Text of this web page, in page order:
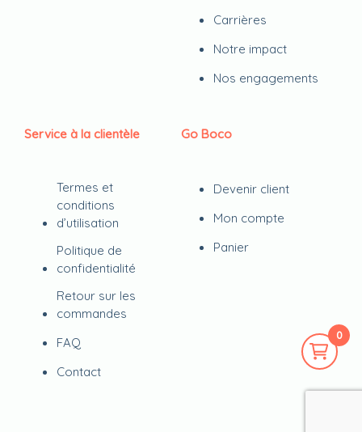
0
Carrières
Notre impact
Nos engagements
Service à la clientèle
Termes et
conditions
d’utilisation
Politique de
confidentialité
Retour sur les
commandes
FAQ
Contact
Go Boco
Devenir client
Mon compte
Panier